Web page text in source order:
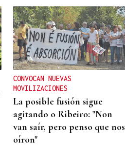
CONVOCAN NUEVAS
MOVILIZACIONES
La posible fusión sigue
agitando o Ribeiro: "Non
van saír, pero penso que nos
oíron"